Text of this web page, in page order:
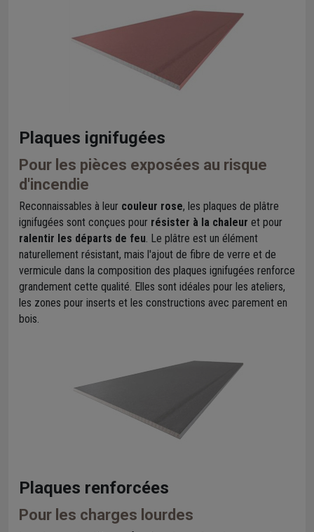
Plaques ignifugées
Pour les pièces exposées au risque
d'incendie
Reconnaissables à leur couleur rose, les plaques de plâtre
ignifugées sont conçues pour résister à la chaleur et pour
ralentir les départs de feu. Le plâtre est un élément
naturellement résistant, mais l'ajout de fibre de verre et de
vermicule dans la composition des plaques ignifugées renforce
grandement cette qualité. Elles sont idéales pour les ateliers,
les zones pour inserts et les constructions avec parement en
bois.
Plaques renforcées
Pour les charges lourdes